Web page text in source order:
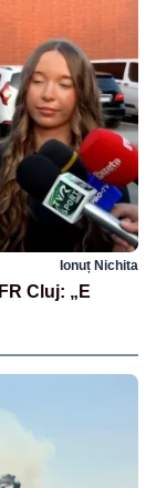
Ionuț Nichita
Cluj: „E